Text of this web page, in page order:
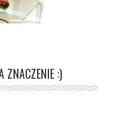
ZNACZENIE :)